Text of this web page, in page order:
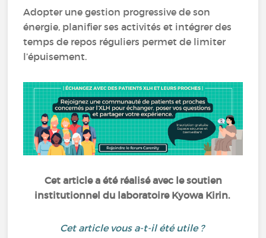
Adopter une gestion progressive de son
énergie, planifier ses activités et intégrer des
temps de repos réguliers permet de limiter
l’épuisement.
Cet article a été réalisé avec le soutien
institutionnel du laboratoire Kyowa Kirin.
Cet article vous a-t-il été utile ?